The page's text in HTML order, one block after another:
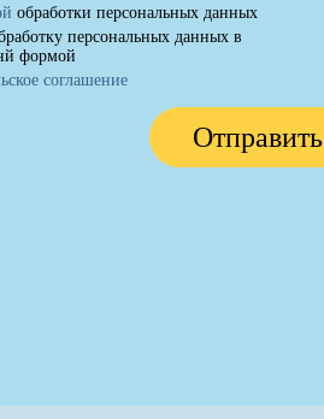
обработки персональных данных
персональных данных в
формой
соглашение
Отправить